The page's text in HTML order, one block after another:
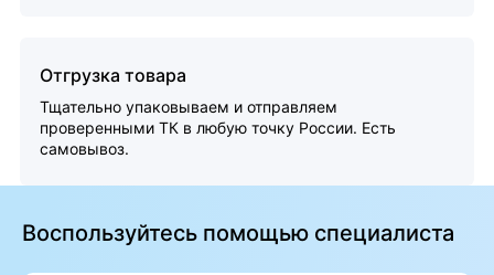
Отгрузка товара
Тщательно упаковываем и отправляем
проверенными ТК в любую точку России. Есть
самовывоз.
Воспользуйтесь помощью специалиста